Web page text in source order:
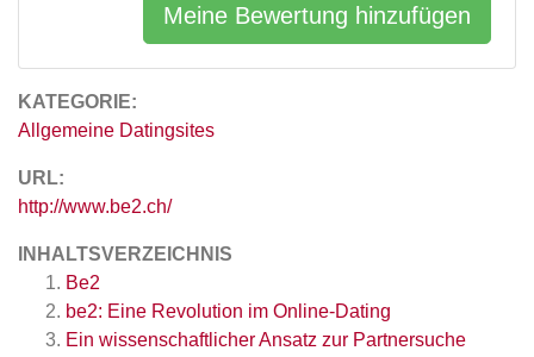
KATEGORIE:
Allgemeine Datingsites
URL:
http://www.be2.ch/
INHALTSVERZEICHNIS
Be2
be2: Eine Revolution im Online-Dating
Ein wissenschaftlicher Ansatz zur Partnersuche
Meine Bewertung hinzufügen